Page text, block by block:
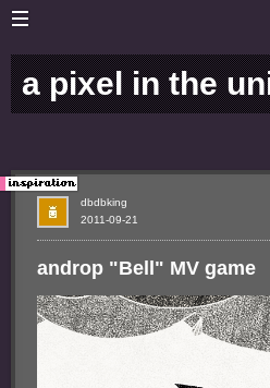
a pixel in the
androp "Bell" MV game
2011-09-21
dbdbking